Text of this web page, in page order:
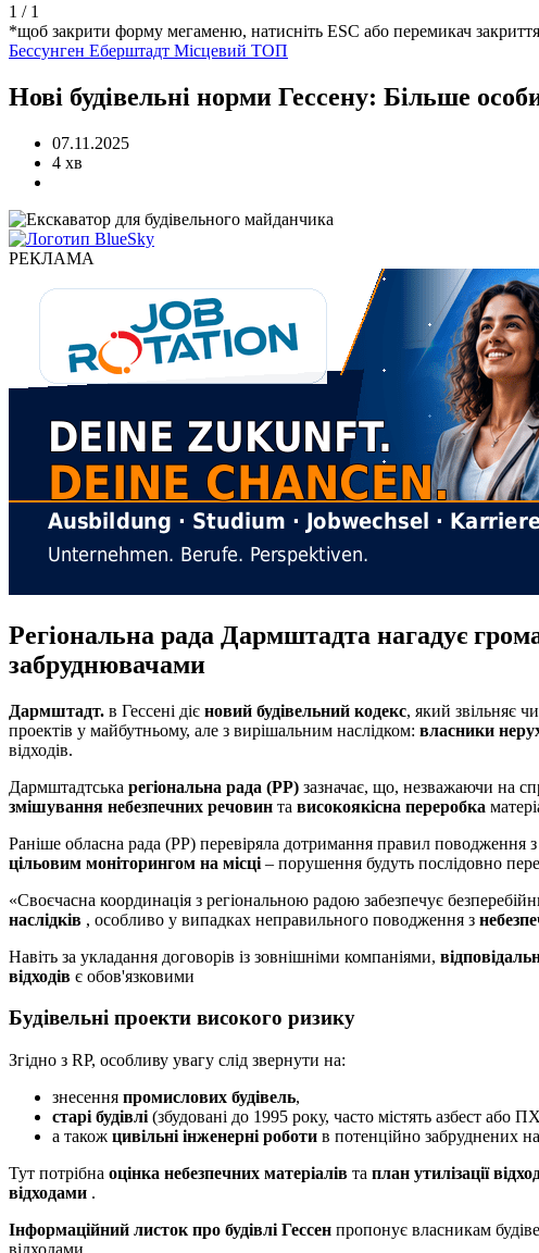
1 / 1
*щоб закрити форму мегаменю, натисніть ESC або перемикач закриття
Бессунген Еберштадт Місцевий ТОП
Нові будівельні норми Гессену: Більше
07.11.2025
4 хв
РЕКЛАМА
Регіональна рада Дармштадта нагадує
забруднювачами
Дармштадт. в Гессені діє новий будівельний кодекс, який звільняє
проектів у майбутньому, але з вирішальним наслідком: власники
відходів.
Дармштадтська регіональна рада (РР) зазначає, що, незважаючи на
змішування небезпечних речовин та високоякісна переробка
Раніше обласна рада (РР) перевіряла дотримання правил
цільовим моніторингом на місці – порушення будуть послідовно
«Своєчасна координація з регіональною радою забезпечує
наслідків , особливо у випадках неправильного поводження з
Навіть за укладання договорів із зовнішніми компаніями,
відходів є обов'язковими
Будівельні проекти високого ризику
Згідно з RP, особливу увагу слід звернути на:
знесення промислових будівель,
старі будівлі (збудовані до 1995 року, часто містять азбест або
а також цивільні інженерні роботи в потенційно забруднених
Тут потрібна оцінка небезпечних матеріалів та план утилізації
відходами .
Інформаційний листок про будівлі Гессен пропонує власникам
відходами.